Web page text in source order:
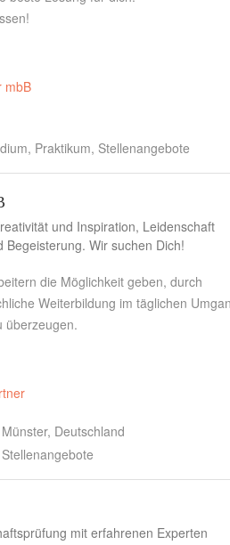
Praktikum, Stellenangebote
und Inspiration, Leidenschaft
Wir suchen Dich!
die Möglichkeit geben, durch
Weiterbildung im täglichen
überzeugen.
Deutschland
mit erfahrenen Experten